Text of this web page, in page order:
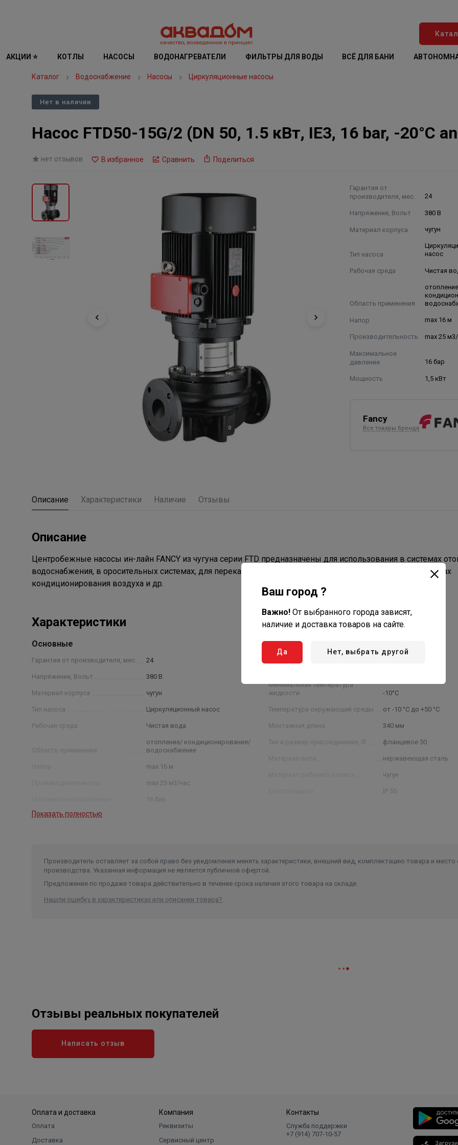
АКЦИИ ⭐ КОТЛЫ НАСОСЫ ВОДОНАГРЕВАТЕЛИ ФИЛЬТРЫ ДЛЯ ВОДЫ ВСЁ ДЛЯ БАНИ
Каталог Водоснабжение Насосы Циркуляционные насосы
Нет в наличии
Насос FTD50-15G/2 (DN 50, 1.5 кВт, IE3, 16 bar, -20°C
нет отзывов В избранное Сравнить Поделиться
Гарантия от
производителя, мес.
24
Напряжение, Вольт 380 В
Материал корпуса чугун
Тип насоса
насос
Рабочая среда Чистая
Область применения
Напор max 16 м
Производительность max 25
Максимальное
давление
16 бар
Мощность 1,5 кВт
Fancy
Все товары бренда
Описание Характеристики Наличие Отзывы
Описание
Центробежные насосы ин-лайн FANCY из чугуна серии FTD предназначены для использования в системах
водоснабжения, в оросительных системах, для перекачки жидкости в вентиляционных системах, в системах
кондиционирования воздуха и др.
Характеристики
Основные
Гарантия от производителя, мес. 24
Напряжение, Вольт 380 В
Материал корпуса чугун
Тип насоса Циркуляционный насос
Рабочая среда Чистая вода
Область применения
отопление/ кондиционирование/
водоснабжение
max 16 м
max 25 м3/час
16 бар
Мощность
Максимальная температура
Минимальная температура
жидкости
-10°C
Температура окружающей среды от -10 °C до +50 °C
Монтажная длина 340 мм
Тип и размер присоединения, Ø фланцевое 50
нержавеющая сталь
чугун
IP 55
Показать полностью
Производитель оставляет за собой право без уведомления менять характеристики, внешний вид, комплектацию товара и место
производства. Указанная информация не является публичной офертой.
Предложение по продаже товара действительно в течение срока наличия этого товара на складе.
Нашли ошибку в характеристиках или описании товара?
Отзывы реальных покупателей
Написать отзыв
Оплата и доставка
Оплата
Доставка
Компания
Реквизиты
Сервисный центр
Контакты
Служба поддержки
+7 (914) 707‑10‑57
Ваш город ?
Важно! От выбранного города зависят,
наличие и доставка товаров на сайте.
Да Нет, выбрать другой